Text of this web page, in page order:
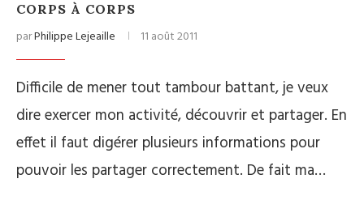
CORPS À CORPS
parPhilippe Lejeaille 11 août 2011
Difficile de mener tout tambour battant, je veux
dire exercer mon activité, découvrir et partager. En
effet il faut digérer plusieurs informations pour
pouvoir les partager correctement. De fait ma…